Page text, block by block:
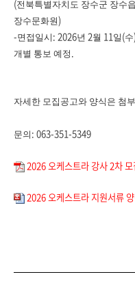
(전북특별자치도 장수군 장수
장수문화원)
-면접일시 : 2026년 2월 11일 (수
개별 통보 예정 .
자세한 모집공고와 양식은 첨
문의 : 063-351-5349
2026 오케스트라 강사 2차
2026 오케스트라 지원서류